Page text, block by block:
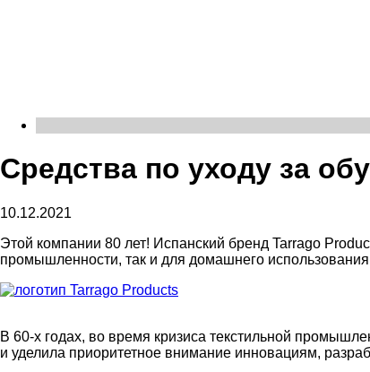
Средства по уходу за
10.12.2021
Этой компании 80 лет! Испанский бренд Tarrago
промышленности, так и для домашнего
В 60-х годах, во время кризиса текстильной
и уделила приоритетное внимание инновациям,